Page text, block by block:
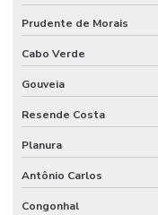
Prudente de Morais
Cabo Verde
Gouveia
Resende Costa
Planura
Antônio Carlos
Congonhal